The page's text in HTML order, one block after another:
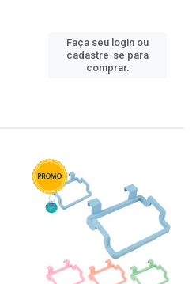
Faça seu login ou
cadastre-se para
comprar.